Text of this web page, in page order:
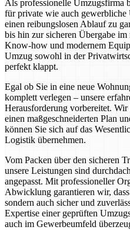
Als professionelle Umzugsfirma
für private wie auch gewerbliche
einen reibungslosen Ablauf zu
bis hin zur sicheren Übergabe
Know-how und modernem
Umzug sowohl in der
perfekt klappt.
Egal ob Sie in eine neue
komplett verlegen – unsere
Herausforderung vorbereitet.
einen maßgeschneiderten Plan
können Sie sich auf das
Logistik übernehmen.
Vom Packen über den sicheren
unsere Leistungen sind
angepasst. Mit professioneller
Abwicklung garantieren wir,
sondern auch sicher und
Expertise einer geprüften
auch im Gewerbeumfeld